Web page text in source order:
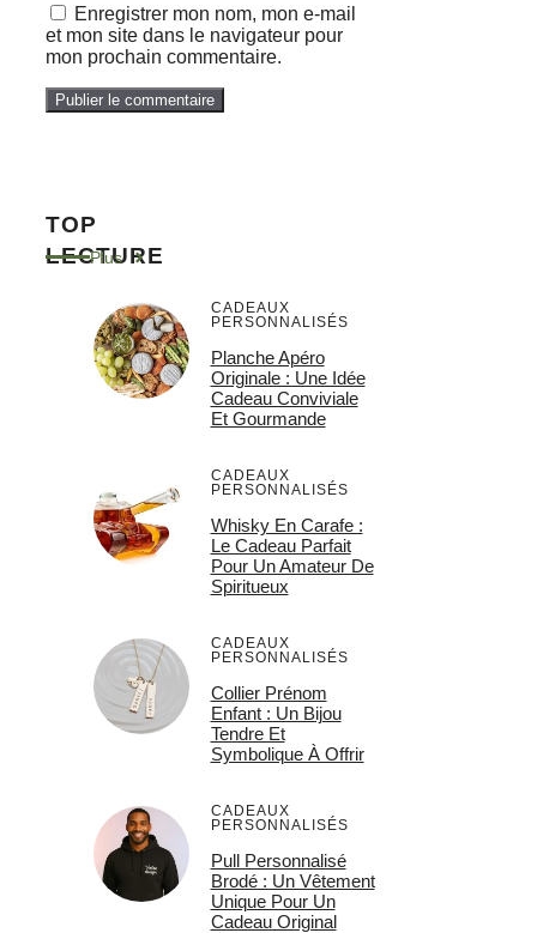
Enregistrer mon nom, mon e-mail
et mon site dans le navigateur pour
mon prochain commentaire.
TOP
LECTURE
Plus
CADEAUX
PERSONNALISÉS
Planche Apéro
Originale : Une Idée
Cadeau Conviviale
Et Gourmande
CADEAUX
PERSONNALISÉS
Whisky En Carafe :
Le Cadeau Parfait
Pour Un Amateur De
Spiritueux
CADEAUX
PERSONNALISÉS
Collier Prénom
Enfant : Un Bijou
Tendre Et
Symbolique À Offrir
CADEAUX
PERSONNALISÉS
Pull Personnalisé
Brodé : Un Vêtement
Unique Pour Un
Cadeau Original